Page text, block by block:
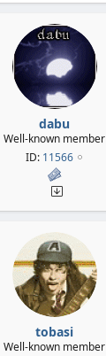
dabu
Well-known member
ID: 11566
tobasi
Well-known member